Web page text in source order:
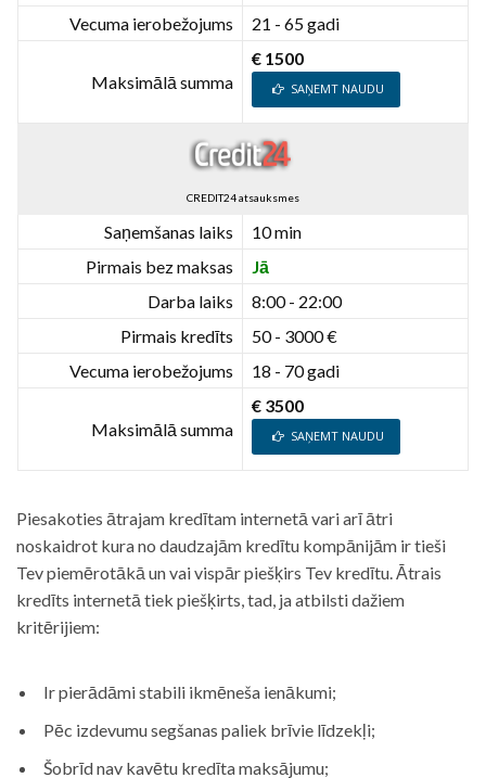
Vecuma ierobežojums
21 - 65 gadi
Maksimālā summa
€ 1500
SAŅEMT NAUDU
CREDIT24 atsauksmes
Saņemšanas laiks
10 min
Pirmais bez maksas
Jā
Darba laiks
8:00 - 22:00
Pirmais kredīts
50 - 3000 €
Vecuma ierobežojums
18 - 70 gadi
Maksimālā summa
€ 3500
SAŅEMT NAUDU
Piesakoties ātrajam kredītam internetā vari arī ātri
noskaidrot kura no daudzajām kredītu kompānijām ir tieši
Tev piemērotākā un vai vispār piešķirs Tev kredītu. Ātrais
kredīts internetā tiek piešķirts, tad, ja atbilsti dažiem
kritērijiem:
Ir pierādāmi stabili ikmēneša ienākumi;
Pēc izdevumu segšanas paliek brīvie līdzekļi;
Šobrīd nav kavētu kredīta maksājumu;